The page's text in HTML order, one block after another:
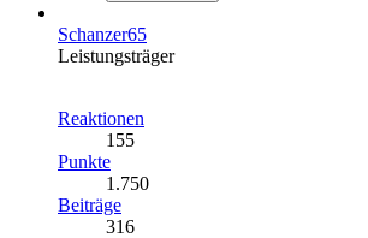
Schanzer65
Leistungsträger
Reaktionen
155
Punkte
1.750
Beiträge
316